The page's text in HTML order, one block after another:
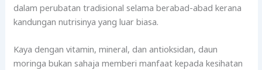
dalam perubatan tradisional selama berabad-abad kerana
kandungan nutrisinya yang luar biasa.
Kaya dengan vitamin, mineral, dan antioksidan, daun
moringa bukan sahaja memberi manfaat kepada kesihatan